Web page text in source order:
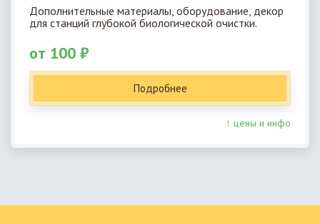
Дополнительные материалы, оборудование, декор
для станций глубокой биологической очистки.
от 100 ₽
Подробнее
↑ цены и инфо